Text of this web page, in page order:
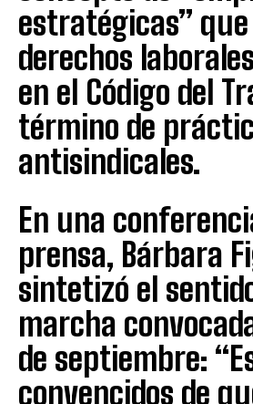
estratégicas”
derechos
en el Código del
término de
antisindicales.
En una
prensa, Bárbara
sintetizó el
marcha
de septiembre:
convencidos de